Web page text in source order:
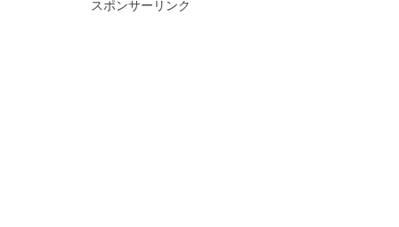
スポンサーリンク